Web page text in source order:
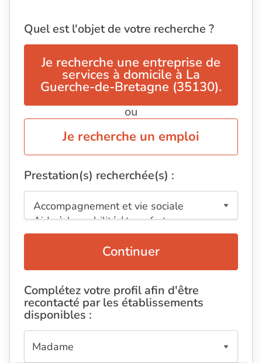
Quel est l'objet de votre recherche ?
Je recherche une entreprise de
services à domicile à La
Guerche-de-Bretagne (35130).
ou
Je recherche un emploi
Prestation(s) recherchée(s) :
Continuer
Complétez votre profil afin d'être
recontacté par les établissements
disponibles :